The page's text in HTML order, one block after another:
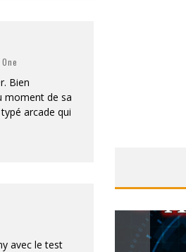
One
Bien
moment de sa
arcade qui
avec le test